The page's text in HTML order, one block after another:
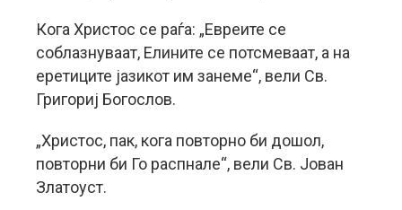
Кога Христос се раѓа: „Евреите се
соблазнуваат, Елините се потсмеваат, а на
еретиците јазикот им занеме“, вели Св.
Григориј Богослов.
„Христос, пак, кога повторно би дошол,
повторни би Го распнале“, вели Св. Јован
Златоуст.